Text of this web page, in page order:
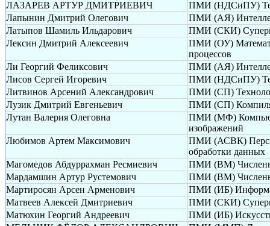
ЛАЗАРЕВ АРТУР ДМИТРИЕВИЧ
ПМИ (НДСиПУ)
Лапынин Дмитрий Олегович
ПМИ (АЯ)
Латыпов Шамиль Ильдарович
ПМИ (СКИ)
Лексин Дмитрий Алексеевич
ПМИ (ОУ)
процессов
Ли Георгий Феликсович
ПМИ (АЯ)
Лисов Сергей Игоревич
ПМИ (НДСиПУ)
Литвинов Арсений Александрович
ПМИ (СП)
Лузик Дмитрий Евгеньевич
ПМИ (СП)
Лутан Валерия Олеговна
ПМИ (МФ)
изображений
Любимов Артем Максимович
ПМИ (АСВК)
обработки данных
Магомедов Абдуррахман Ресмиевич
ПМИ (ВМ)
Мардамшин Артур Рустемович
ПМИ (ВМ)
Мартиросян Арсен Арменович
ПМИ (ИБ)
Матвеев Алексей Дмитриевич
ПМИ (СКИ)
Матюхин Георгий Андреевич
ПМИ (ИБ)